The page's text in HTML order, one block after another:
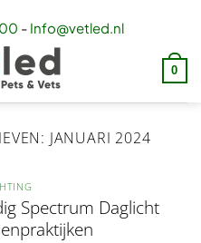
- Info@vetled.nl
0
JANUARI 2024
Spectrum Daglicht